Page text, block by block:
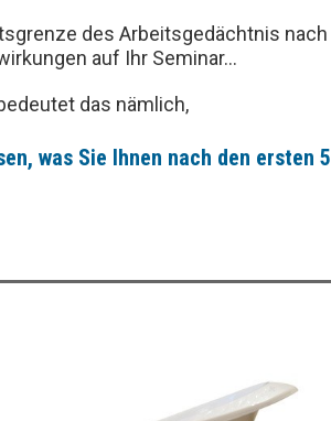
des Arbeitsgedächtnis nach
auf Ihr Seminar...
das nämlich,
was Sie Ihnen nach den ersten 5